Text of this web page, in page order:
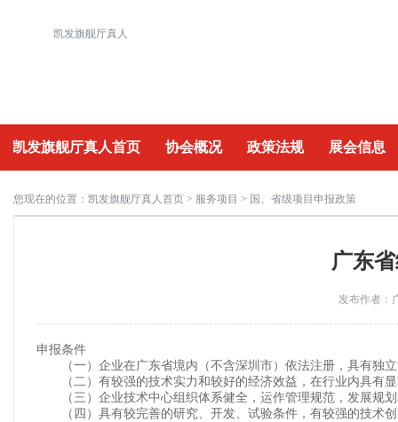
凯发旗舰厅真人
凯发旗舰厅真人首页 协会概况 政策法规 展会信息
重要活动
您现在的位置： 凯发旗舰厅真人首页 > 服务项目 > 国、省级项目申报政策
广东
发布作者
申报条件
（一）企业在广东省境内（不含深圳市）依法注册，具有独
（二）有较强的技术实力和较好的经济效益，在行业内具有
（三）企业技术中心组织体系健全，运作管理规范，发展规
（四）具有较完善的研究、开发、试验条件，有较强的技术创